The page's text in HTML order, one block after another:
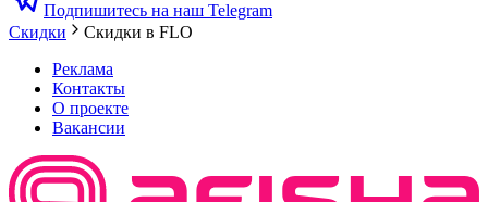
Подпишитесь на наш Telegram
Скидки
Скидки в FLO
Реклама
Контакты
О проекте
Вакансии